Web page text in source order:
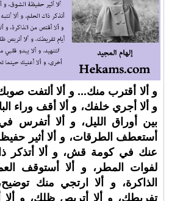
و ألا أقترب منك... و ألا ألتفت
و ألا أجري خلفك، و ألا أقف وراء
بين أوراق الليل، و ألا أتفرس
أستعطف الطرقات، و ألا أثير
عنك في كومة قش، و ألا أتذكر
لفوات المطر، و ألا أستوقف
الذاكرة، و ألا ارتجي منك
تفريطك، و ألا أتربص ظلك، و